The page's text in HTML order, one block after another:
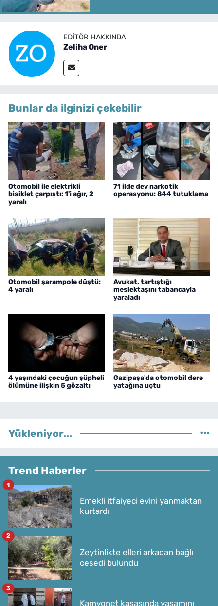
EDITÖR HAKKINDA
Zeliha Oner
Bunlar da ilginizi çekebilir
Otomobil ile elektrikli
bisiklet çarpıştı: 1'i ağır, 2
yaralı
71 ilde dev narkotik
operasyonu: 844 tutuklama
Otomobil şarampole düştü:
4 yaralı
Avukat, tartıştığı
meslektaşını tabancayla
yaraladı
4 yaşındaki çocuğun şüpheli
ölümüne ilişkin 5 gözaltı
Gazipaşa'da otomobil dere
yatağına uçtu
Yükleniyor...
Trend Haberler
Emekli itfaiyeci evini yanmaktan
kurtardı
1
Zeytinlikte elleri arkadan bağlı
cesedi bulundu
2
Kamyonet kasasında yaşamını
3